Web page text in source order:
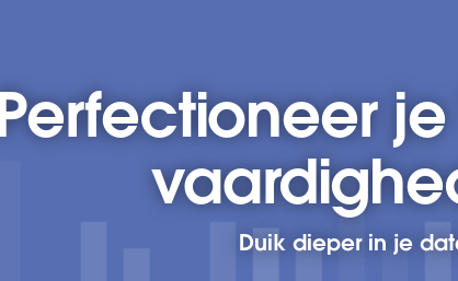
Duik dieper in je